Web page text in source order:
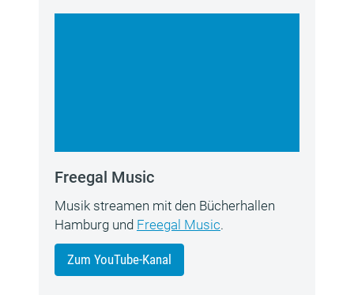
Freegal Music
Musik streamen mit den Bücherhallen
Hamburg und Freegal Music.
Zum YouTube-Kanal